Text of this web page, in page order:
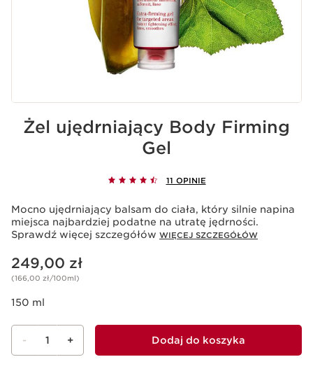
Żel ujędrniający Body Firming
Gel
11 OPINIE
Mocno ujędrniający balsam do ciała, który silnie napina
miejsca najbardziej podatne na utratę jędrności.
Sprawdź więcej szczegółów WIĘCEJ SZCZEGÓŁÓW
Aktualna cena 249,00 zł
249,00 zł
(166,00 zł/100ml)
150 ml
- 1 + Dodaj do koszyka